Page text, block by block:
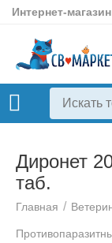
Интернет-
Диронет
таб.
Главная /